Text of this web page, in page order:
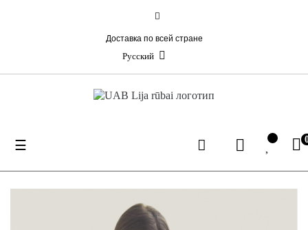
Доставка по всей стране
Русский
Toggle
☰